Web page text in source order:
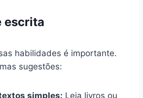
escrita
habilidades é importante.
sugestões:
simples: Leia livros ou